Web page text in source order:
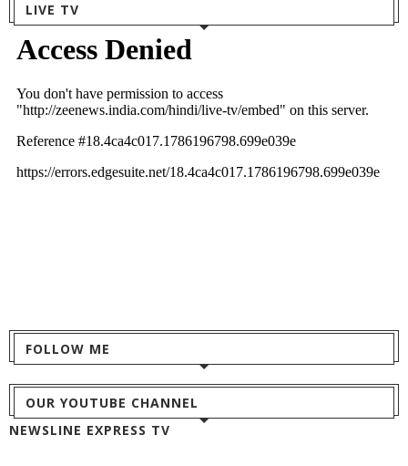
LIVE TV
FOLLOW ME
OUR YOUTUBE CHANNEL
NEWSLINE EXPRESS TV